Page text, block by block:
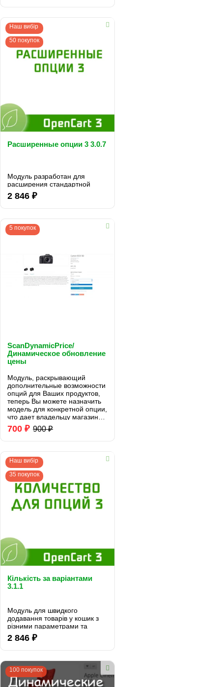
Наш вибір
50 покупок
Расширенные опции 3 3.0.7
Модуль разработан для
расширения стандартной
функциональности опций
OpenCart 3. ..
2 846 ₽
5 покупок
ScanDynamicPrice/
Динамическое обновление
цены
Модуль, раскрывающий
дополнительные возможности
опций для Ваших продуктов,
теперь Вы можете назначить
модель для конкретной опции,
что дает владельцу магазина,
более четкую систематизацию
товаров. ..
700 ₽ 900 ₽
Наш вибір
35 покупок
Кількість за варіантами
3.1.1
Модуль для швидкого
додавання товарів у кошик з
різними параметрами та
різною кількістю...
2 846 ₽
100 покупок